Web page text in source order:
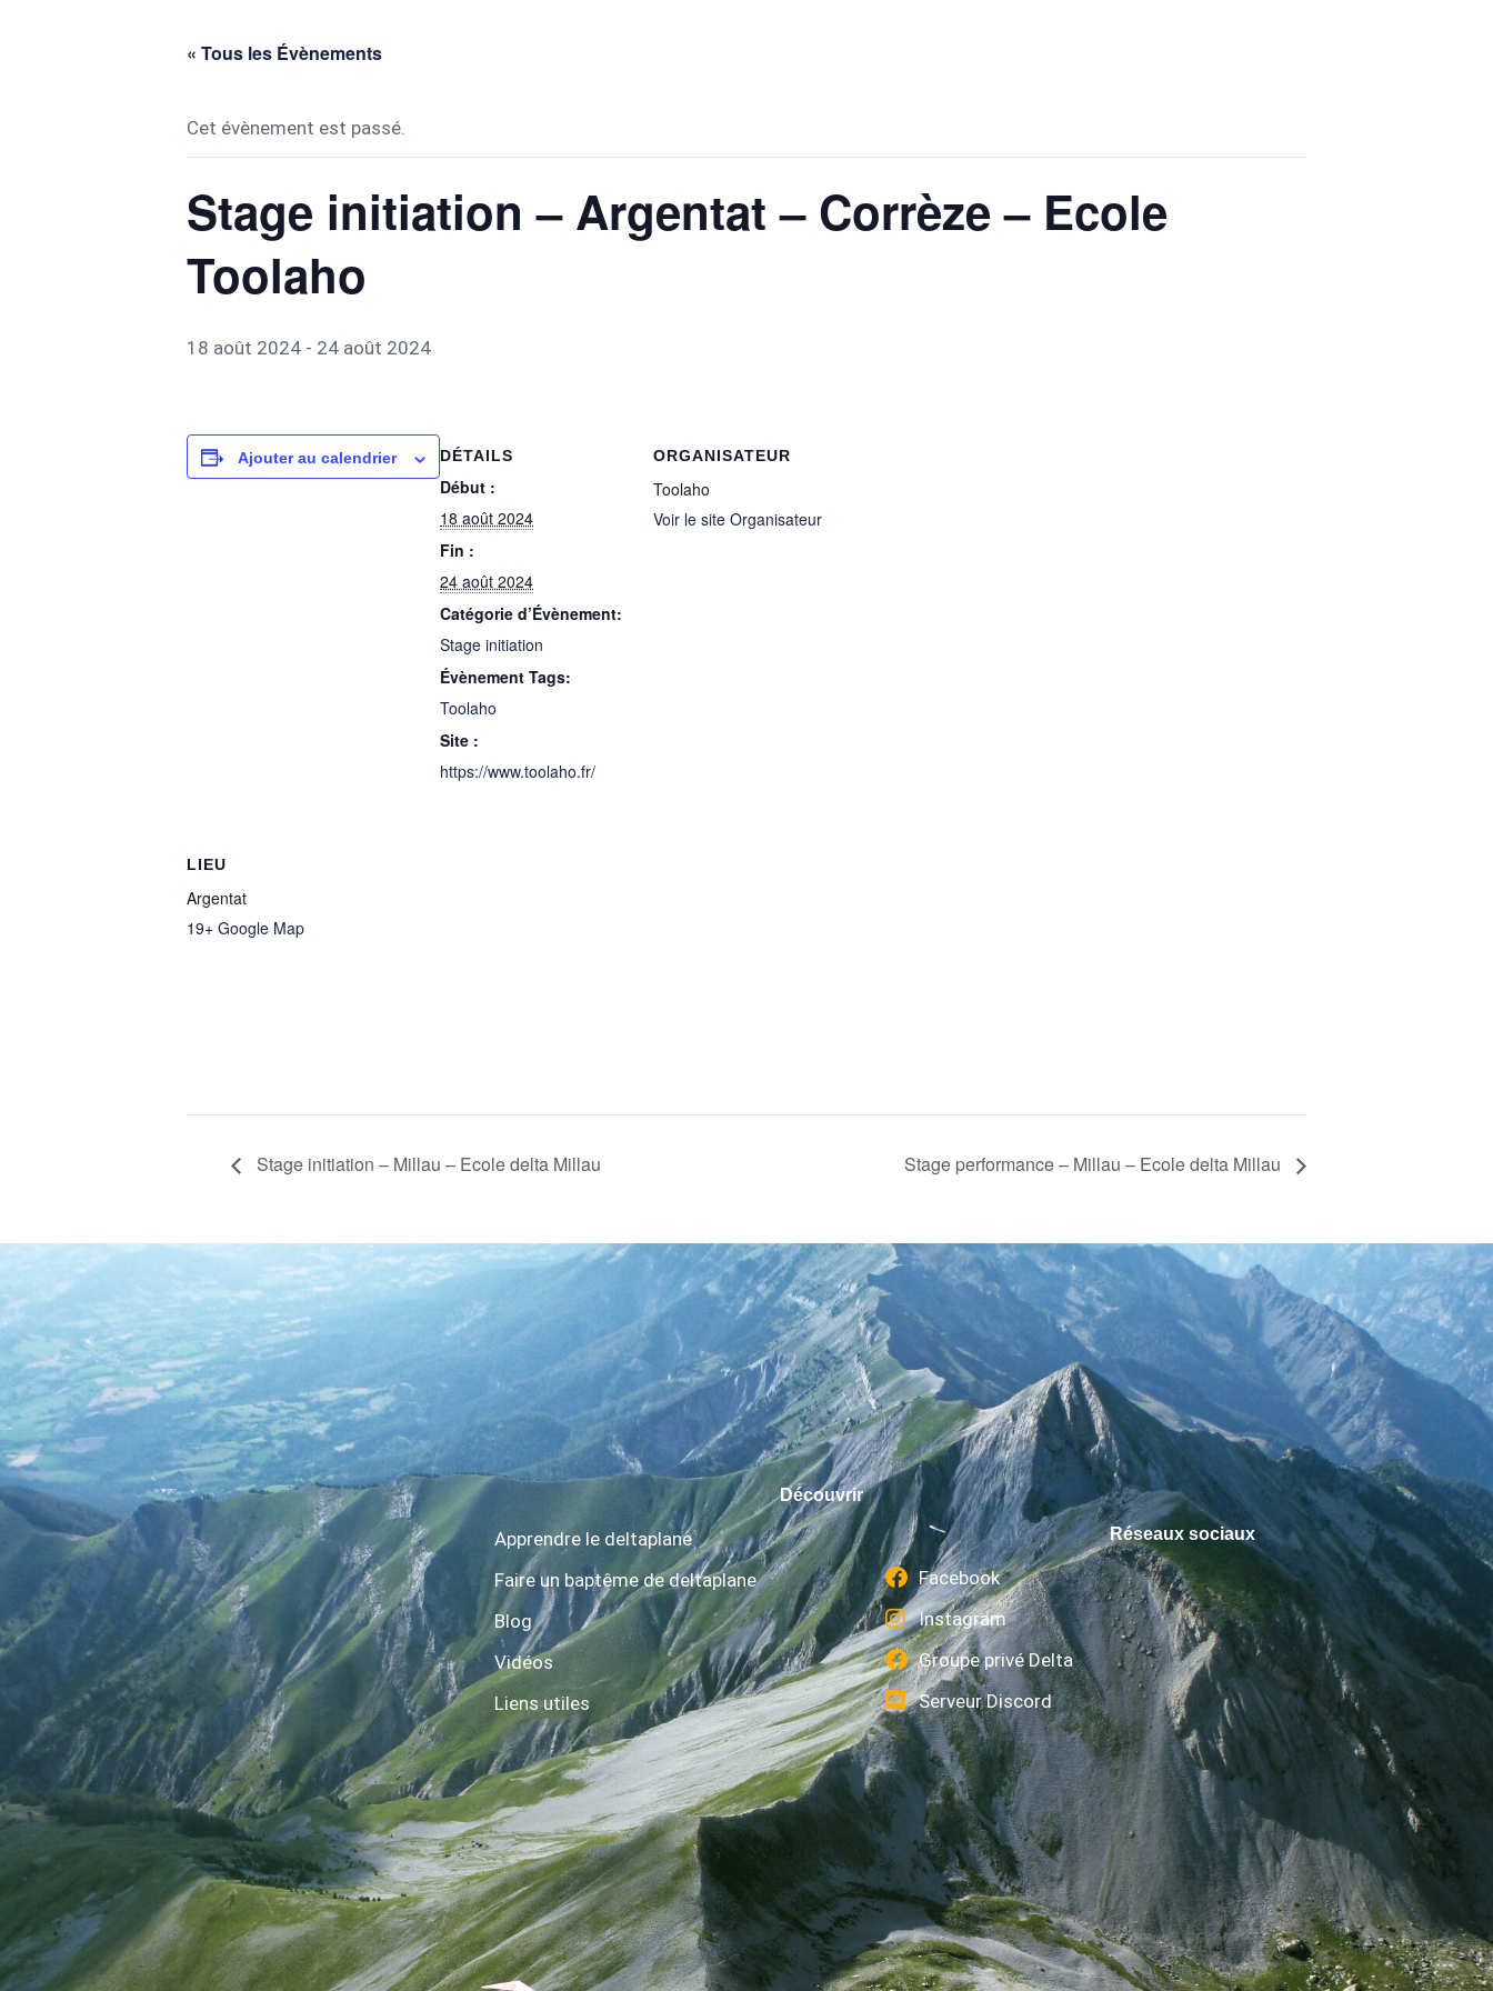
« Tous les Évènements
Cet évènement est passé.
Stage initiation – Argentat – Corrèze – Ecole
Toolaho
18 août 2024 - 24 août 2024
Ajouter au calendrier DÉTAILS
Début :
18 août 2024
Fin :
24 août 2024
Catégorie d’Évènement:
Stage initiation
Évènement Tags:
Toolaho
Site :
https://www.toolaho.fr/
ORGANISATEUR
Toolaho
Voir le site Organisateur
LIEU
Argentat
19+ Google Map
Stage initiation – Millau – Ecole delta Millau Stage performance – Millau – Ecole delta Millau
Découvrir
Apprendre le deltaplane
Faire un baptême de deltaplane
Blog
Vidéos
Liens utiles
Réseaux sociaux
Facebook
Instagram
Groupe privé Delta
Serveur Discord